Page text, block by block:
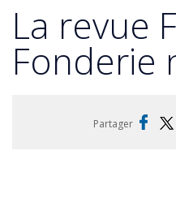
La revue
Fonderie
Partager